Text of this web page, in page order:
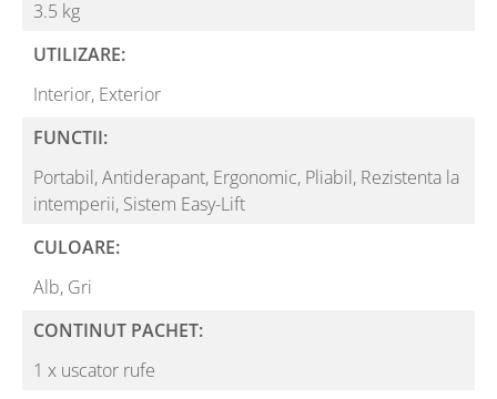
3.5 kg
UTILIZARE:
Interior, Exterior
FUNCTII:
Portabil,Antiderapant, Ergonomic, Pliabil, Rezistenta la
intemperii, Sistem Easy-Lift
CULOARE:
Alb, Gri
CONTINUT PACHET:
1 x uscator rufe